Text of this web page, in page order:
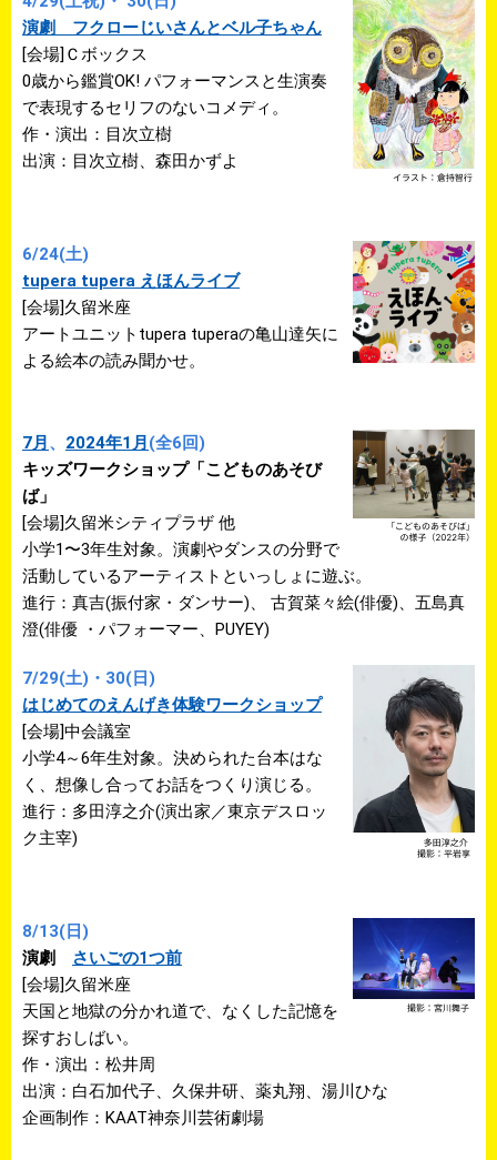
演劇 フクローじいさんとベル子ちゃん
[会場]Ｃボックス
0歳から鑑賞OK! パフォーマンスと生演奏
で表現するセリフのないコメディ。
作・演出：目次立樹
出演：目次立樹、森田かずよ
6/24(土)
tupera tupera えほんライブ
[会場]久留米座
アートユニットtupera tuperaの亀山達矢に
よる絵本の読み聞かせ。
7月 、 2024年1月 (全6回)
キッズワークショップ「こどものあそび
ば」
[会場]久留米シティプラザ 他
小学1〜3年生対象。演劇やダンスの分野で
活動しているアーティストといっしょに遊ぶ。
進行：真吉(振付家・ダンサー)、 古賀菜々絵(俳優)、五島真
澄(俳優 ・パフォーマー、PUYEY)
7/29(土)・30(日)
はじめてのえんげき体験ワークショップ
[会場]中会議室
小学4～6年生対象。決められた台本はな
く、想像し合ってお話をつくり演じる。
進行：多田淳之介(演出家／東京デスロッ
ク主宰)
8/13(日)
演劇
さいごの1つ前
[会場]久留米座
天国と地獄の分かれ道で、なくした記憶を
探すおしばい。
作・演出：松井周
出演：白石加代子、久保井研、薬丸翔、湯川ひな
企画制作：KAAT神奈川芸術劇場